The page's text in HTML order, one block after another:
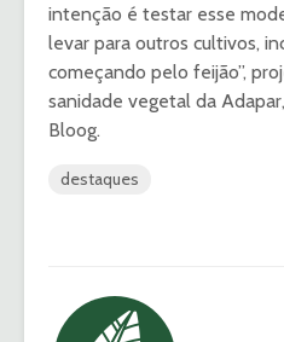
intenção é testar esse
levar para outros cultivos,
começando pelo feijão”,
sanidade vegetal da
Bloog.
destaques